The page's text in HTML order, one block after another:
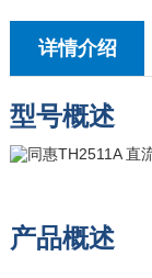
详情介绍
型号概述
产品概述